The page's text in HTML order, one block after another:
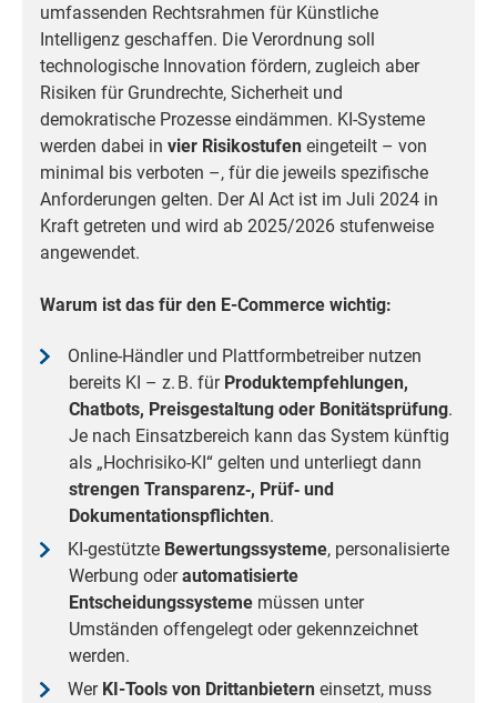
umfassenden Rechtsrahmen für Künstliche
Intelligenz geschaffen. Die Verordnung soll
technologische Innovation fördern, zugleich aber
Risiken für Grundrechte, Sicherheit und
demokratische Prozesse eindämmen. KI-Systeme
werden dabei in vier Risikostufen eingeteilt – von
minimal bis verboten –, für die jeweils spezifische
Anforderungen gelten. Der AI Act ist im Juli 2024 in
Kraft getreten und wird ab 2025/2026 stufenweise
angewendet.
Warum ist das für den E-Commerce wichtig:
Online-Händler und Plattformbetreiber nutzen
bereits KI – z. B. für Produktempfehlungen,
Chatbots, Preisgestaltung oder Bonitätsprüfung.
Je nach Einsatzbereich kann das System künftig
als „Hochrisiko-KI“ gelten und unterliegt dann
strengen Transparenz‑, Prüf‑ und
Dokumentationspflichten.
KI-gestützte Bewertungssysteme, personalisierte
Werbung oderautomatisierte
Entscheidungssystememüssen unter
Umständen offengelegt oder gekennzeichnet
werden.
Wer KI-Tools von Drittanbietern einsetzt, muss